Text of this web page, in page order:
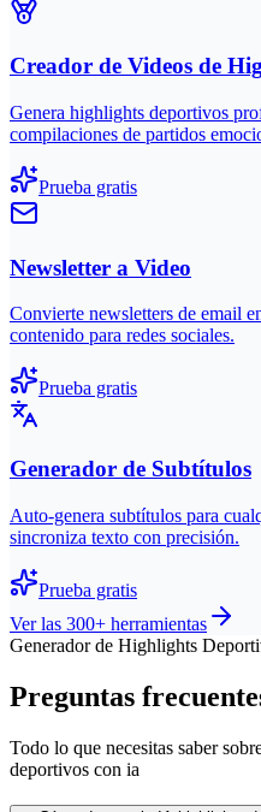
Creador de Videos de
Genera highlights deportivos
compilaciones de partidos
Prueba gratis
Newsletter a Video
Convierte newsletters de email
contenido para redes sociales.
Prueba gratis
Generador de Subtítulos
Auto-genera subtítulos para
sincroniza texto con precisión.
Prueba gratis
Ver las 300+ herramientas
Generador de Highlights
Preguntas
Todo lo que necesitas saber
deportivos con ia